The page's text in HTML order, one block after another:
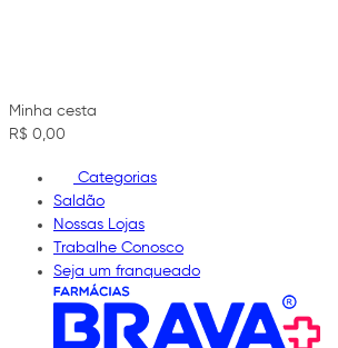
Minha cesta
R$ 0,00
Categorias
Saldão
Nossas Lojas
Trabalhe Conosco
Seja um franqueado